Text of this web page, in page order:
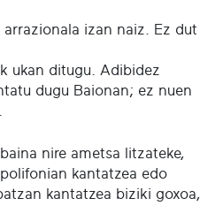
izan naiz. Ez dut
ukan ditugu. Adibidez
dugu Baionan; ez nuen
nire ametsa litzateke,
kantatzea edo
kantatzea biziki goxoa,